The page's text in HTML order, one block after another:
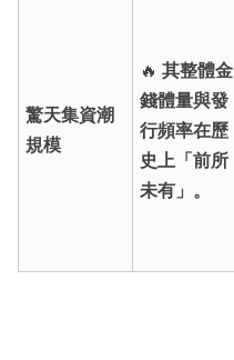
驚天集資潮
規模
🔥 其整體金
錢體量與發
行頻率在歷
史上「前所
未有」。